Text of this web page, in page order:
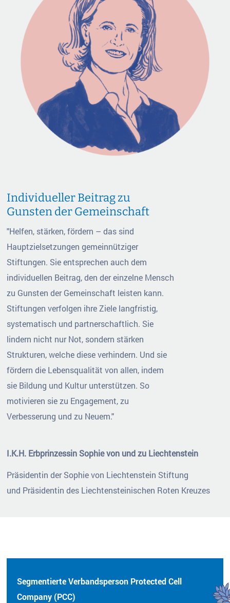
Individueller Beitrag zu
Gunsten der Gemeinschaft
"Helfen, stärken, fördern – das sind
Hauptzielsetzungen gemeinnütziger
Stiftungen. Sie entsprechen auch dem
individuellen Beitrag, den der einzelne Mensch
zu Gunsten der Gemeinschaft leisten kann.
Stiftungen verfolgen ihre Ziele langfristig,
systematisch und partnerschaftlich. Sie
lindern nicht nur Not, sondern stärken
Strukturen, welche diese verhindern. Und sie
fördern die Lebensqualität von allen, indem
sie Bildung und Kultur unterstützen. So
motivieren sie zu Engagement, zu
Verbesserung und zu Neuem."
I.K.H. Erbprinzessin Sophie von und zu Liechtenstein
Präsidentin der Sophie von Liechtenstein Stiftung
und Präsidentin des Liechtensteinischen Roten Kreuzes
Segmentierte Verbandsperson Protected Cell
Company (PCC)